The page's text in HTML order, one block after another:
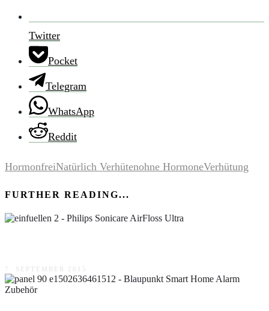
Twitter
Pocket
Telegram
WhatsApp
Reddit
HormonfreiNatürlich Verhütenohne HormoneVerhütung
FURTHER READING...
7. SEPTEMBER 2015